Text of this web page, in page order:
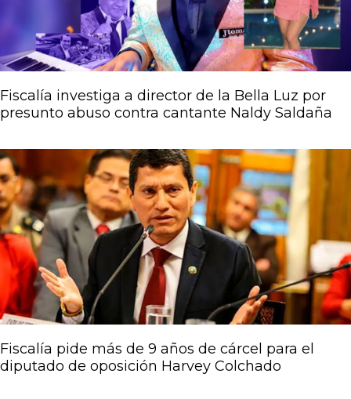
Fiscalía investiga a director de la Bella Luz por
presunto abuso contra cantante Naldy Saldaña
Fiscalía pide más de 9 años de cárcel para el
diputado de oposición Harvey Colchado